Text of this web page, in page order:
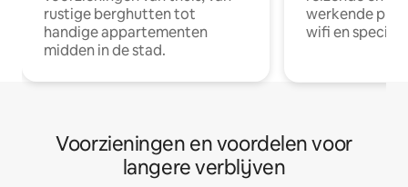
rustige berghutten tot
handige appartementen
midden in de stad.
werkende
wifi en
Voorzieningen en voordelen voor
langere verblijven